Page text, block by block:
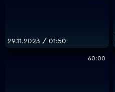
29.11.2023 / 01:50
60:00